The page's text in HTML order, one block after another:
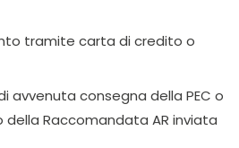
tramite carta di credito o
avvenuta consegna della PEC o
della Raccomandata AR inviata